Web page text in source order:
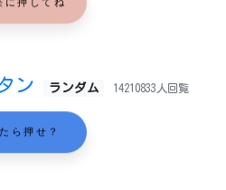
に押してね
ン ランダム 14210833人回覧
ら押せ？